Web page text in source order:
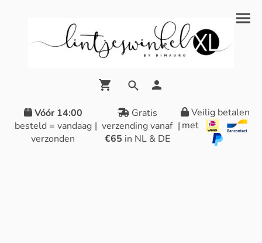
Vóór 14:00
besteld = vandaag
verzonden
|
Gratis
verzending vanaf
€65 in NL & DE
|
Veilig betalen
met